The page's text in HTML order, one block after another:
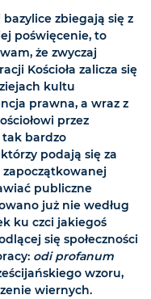
zbiegają się z
poświęcenie, to
że zwyczaj
Kościoła zalicza się
kultu
prawna, a wraz z
przez
tak bardzo
podają się za
zapoczątkowanej
publiczne
już nie według
ku czci jakiegoś
się społeczności
odi profanum
wzoru,
wiernych.